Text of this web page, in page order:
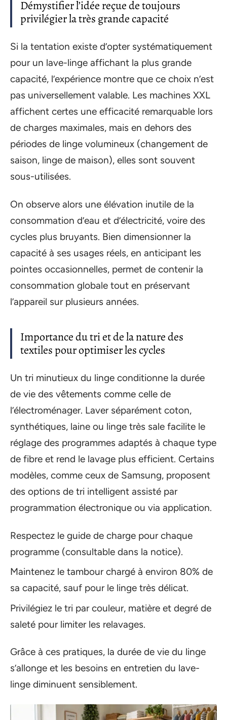
Démystifier l’idée reçue de toujours
privilégier la très grande capacité
Si la tentation existe d’opter systématiquement
pour un lave-linge affichant la plus grande
capacité, l’expérience montre que ce choix n’est
pas universellement valable. Les machines XXL
affichent certes une efficacité remarquable lors
de charges maximales, mais en dehors des
périodes de linge volumineux (changement de
saison, linge de maison), elles sont souvent
sous-utilisées.
On observe alors une élévation inutile de la
consommation d’eau et d’électricité, voire des
cycles plus bruyants. Bien dimensionner la
capacité à ses usages réels, en anticipant les
pointes occasionnelles, permet de contenir la
consommation globale tout en préservant
l’appareil sur plusieurs années.
Importance du tri et de la nature des
textiles pour optimiser les cycles
Un tri minutieux du linge conditionne la durée
de vie des vêtements comme celle de
l’électroménager. Laver séparément coton,
synthétiques, laine ou linge très sale facilite le
réglage des programmes adaptés à chaque type
de fibre et rend le lavage plus efficient. Certains
modèles, comme ceux de Samsung, proposent
des options de tri intelligent assisté par
programmation électronique ou via application.
Respectez le guide de charge pour chaque
programme (consultable dans la notice).
Maintenez le tambour chargé à environ 80% de
sa capacité, sauf pour le linge très délicat.
Privilégiez le tri par couleur, matière et degré de
saleté pour limiter les relavages.
Grâce à ces pratiques, la durée de vie du linge
s’allonge et les besoins en entretien du lave-
linge diminuent sensiblement.